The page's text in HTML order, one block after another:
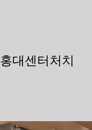
홍대센터처치